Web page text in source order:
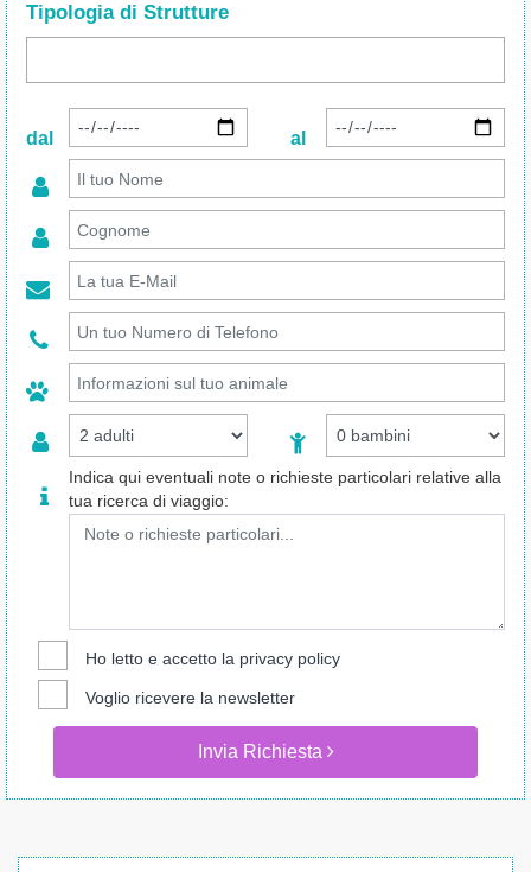
Tipologia di Strutture
dal al
Indica qui eventuali note o richieste particolari relative alla
tua ricerca di viaggio:
Ho letto e accetto la privacy policy
Voglio ricevere la newsletter
Invia Richiesta